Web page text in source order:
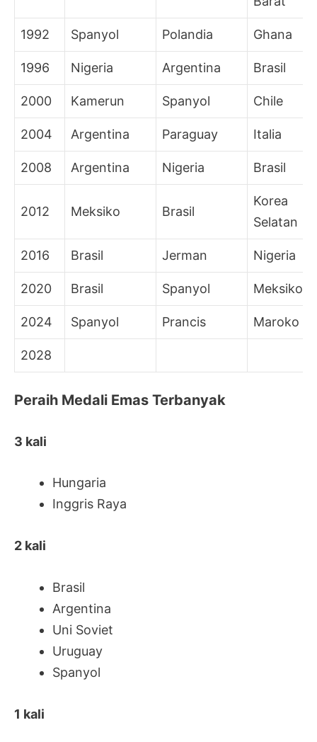
1992 Spanyol Polandia Ghana
1996 Nigeria Argentina Brasil
2000 Kamerun Spanyol Chile
2004 Argentina Paraguay Italia
2008 Argentina Nigeria Brasil
2012 Meksiko Brasil
Korea
Selatan
2016 Brasil Jerman Nigeria
2020 Brasil Spanyol Meksiko
2024 Spanyol Prancis Maroko
2028
Peraih Medali Emas Terbanyak
3 kali
Hungaria
Inggris Raya
2 kali
Brasil
Argentina
Uni Soviet
Uruguay
Spanyol
1 kali